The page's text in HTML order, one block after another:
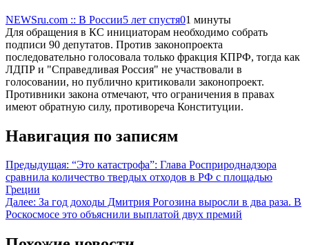
NEWSru.com :: В России5 лет спустя01 минуты
Для обращения в КС инициаторам необходимо собрать
подписи 90 депутатов. Против законопроекта
последовательно голосовала только фракция КПРФ, тогда как
ЛДПР и "Справедливая Россия" не участвовали в
голосовании, но публично критиковали законопроект.
Противники закона отмечают, что ограничения в правах
имеют обратную силу, противореча Конституции.
Навигация по записям
Предыдущая: “Это катастрофа”: Глава Росприроднадзора
сравнила количество твердых отходов в РФ с площадью
Греции
Далее: За год доходы Дмитрия Рогозина выросли в два раза. В
Роскосмосе это объяснили выплатой двух премий